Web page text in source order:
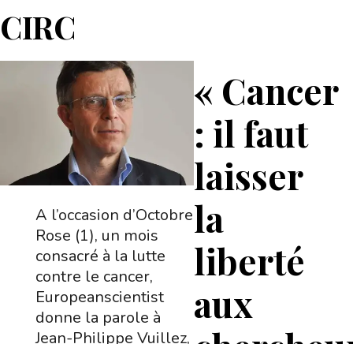
CIRC
« Cancer
: il faut
laisser
la
liberté
aux
A l’occasion d’Octobre
Rose (1), un mois
consacré à la lutte
contre le cancer,
Europeanscientist
donne la parole à
Jean-Philippe Vuillez,